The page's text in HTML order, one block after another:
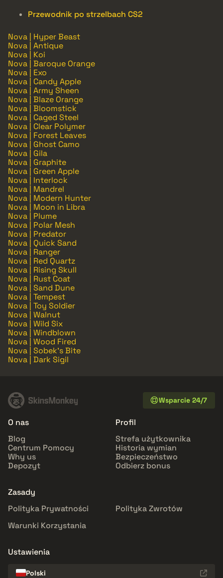
Przewodnik po strzelbach CS2
Nova | Hyper Beast
Nova | Antique
Nova | Koi
Nova | Baroque Orange
Nova | Exo
Nova | Candy Apple
Nova | Army Sheen
Nova | Blaze Orange
Nova | Bloomstick
Nova | Caged Steel
Nova | Clear Polymer
Nova | Forest Leaves
Nova | Ghost Camo
Nova | Gila
Nova | Graphite
Nova | Green Apple
Nova | Interlock
Nova | Mandrel
Nova | Modern Hunter
Nova | Moon in Libra
Nova | Plume
Nova | Polar Mesh
Nova | Predator
Nova | Quick Sand
Nova | Ranger
Nova | Red Quartz
Nova | Rising Skull
Nova | Rust Coat
Nova | Sand Dune
Nova | Tempest
Nova | Toy Soldier
Nova | Walnut
Nova | Wild Six
Nova | Windblown
Nova | Wood Fired
Nova | Sobek's Bite
Nova | Dark Sigil
Wsparcie 24/7
O nas
Blog
Centrum Pomocy
Why us
Depozyt
Profil
Strefa użytkownika
Historia wymian
Bezpieczeństwo
Odbierz bonus
Zasady
Polityka Prywatności
Polityka Zwrotów
Warunki Korzystania
Ustawienia
Polski